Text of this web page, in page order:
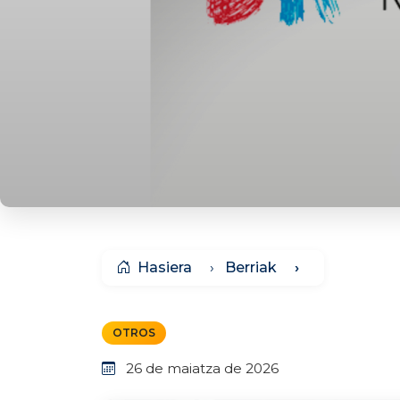
Hasiera Berriak
OTROS
26 de maiatza de 2026